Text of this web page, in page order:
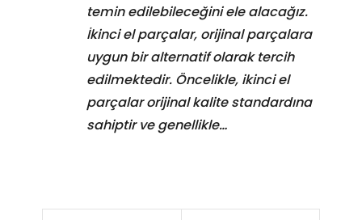
temin edilebileceğini ele alacağız.
İkinci el parçalar, orijinal parçalara
uygun bir alternatif olarak tercih
edilmektedir. Öncelikle, ikinci el
parçalar orijinal kalite standardına
sahiptir ve genellikle…